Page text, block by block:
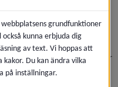
finns inga
rätt till stöd för elevresor
varaktig
grundfunktioner
kunna erbjuda dig
av text. Vi hoppas att
Du kan ändra vilka
på inställningar.